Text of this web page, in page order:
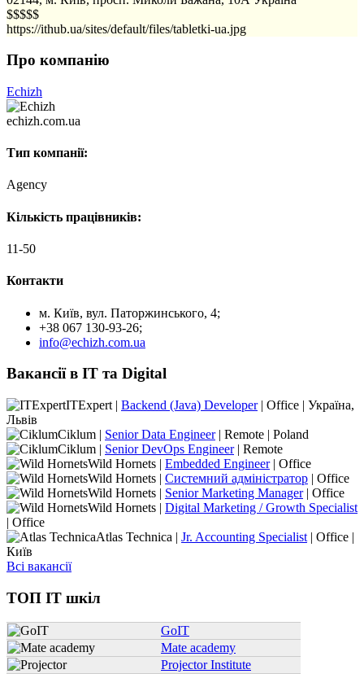
$$$$$
https://ithub.ua/sites/default/files/tabletki-ua.jpg
Про компанію
Echizh
echizh.com.ua
Тип компанії:
Agency
Кількість працівників:
11-50
Контакти
м. Київ, вул. Паторжинського, 4;
+38 067 130-93-26;
info@echizh.com.ua
Вакансії в IT та Digital
ITExpert | Backend (Java) Developer| Office | Україна,
Львів
Ciklum | Senior Data Engineer| Remote | Poland
Ciklum | Senior DevOps Engineer| Remote
Wild Hornets | Embedded Engineer| Office
Wild Hornets | Системний адміністратор | Office
Wild Hornets | Senior Marketing Manager| Office
Wild Hornets | Digital Marketing / Growth Specialist
| Office
Atlas Technica | Jr. Accounting Specialist | Office |
Київ
Всі вакансії
ТОП IT шкіл
GoIT
Mate academy
Projector Institute